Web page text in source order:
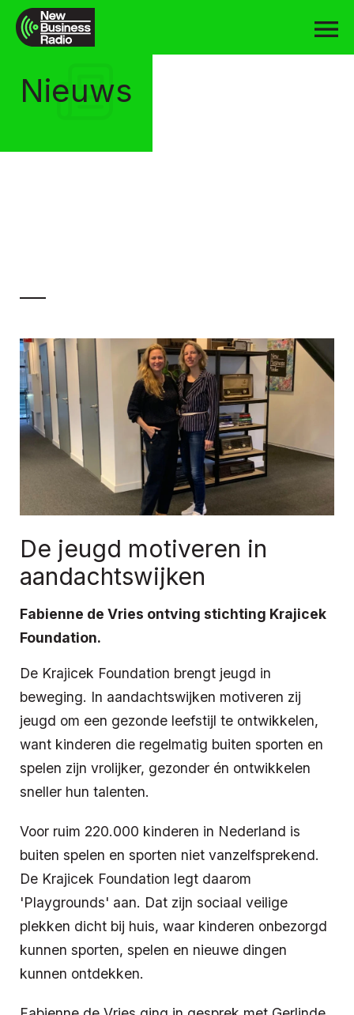
Nieuws
De jeugd motiveren in
aandachtswijken
Fabienne de Vries ontving stichting Krajicek
Foundation.
De Krajicek Foundation brengt jeugd in
beweging. In aandachtswijken motiveren zij
jeugd om een gezonde leefstijl te ontwikkelen,
want kinderen die regelmatig buiten sporten en
spelen zijn vrolijker, gezonder én ontwikkelen
sneller hun talenten.
Voor ruim 220.000 kinderen in Nederland is
buiten spelen en sporten niet vanzelfsprekend.
De Krajicek Foundation legt daarom
'Playgrounds' aan. Dat zijn sociaal veilige
plekken dicht bij huis, waar kinderen onbezorgd
kunnen sporten, spelen en nieuwe dingen
kunnen ontdekken.